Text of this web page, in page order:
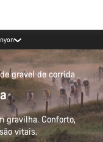
gravel de corrida
gravilha. Conforto,
vitais.